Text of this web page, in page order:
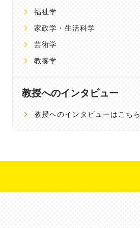
福祉学
家政学・生活科学
芸術学
教養学
教授へのインタビュー
教授へのインタビューはこちら